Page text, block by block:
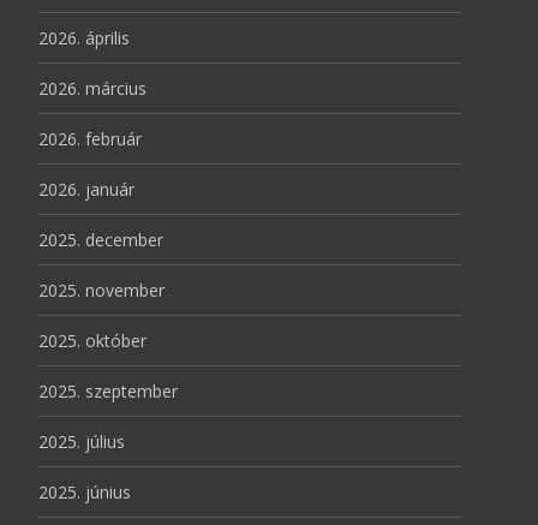
2026. április
2026. március
2026. február
2026. január
2025. december
2025. november
2025. október
2025. szeptember
2025. július
2025. június